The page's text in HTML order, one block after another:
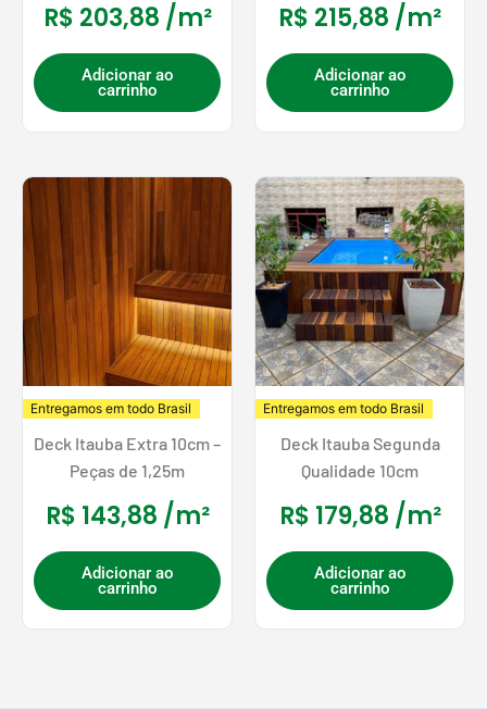
R$ 203,88 /m²
Adicionar ao
carrinho
R$ 215,88 /m²
Adicionar ao
carrinho
Entregamos em todo Brasil
Deck Itauba Extra 10cm –
Peças de 1,25m
R$ 143,88 /m²
Adicionar ao
carrinho
Entregamos em todo Brasil
Deck Itauba Segunda
Qualidade 10cm
R$ 179,88 /m²
Adicionar ao
carrinho